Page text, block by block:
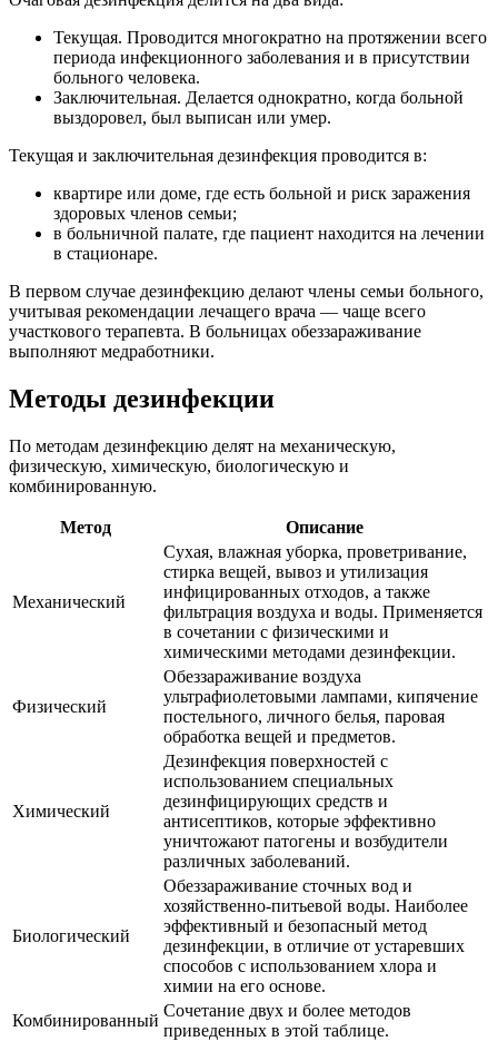
Текущая. Проводится многократно на протяжении всего
периода инфекционного заболевания и в присутствии
больного человека.
Заключительная. Делается однократно, когда больной
выздоровел, был выписан или умер.
Текущая и заключительная дезинфекция проводится в:
квартире или доме, где есть больной и риск заражения
здоровых членов семьи;
в больничной палате, где пациент находится на лечении
в стационаре.
В первом случае дезинфекцию делают члены семьи больного,
учитывая рекомендации лечащего врача — чаще всего
участкового терапевта. В больницах обеззараживание
выполняют медработники.
Методы дезинфекции
По методам дезинфекцию делят на механическую,
физическую, химическую, биологическую и
комбинированную.
Метод Описание
Механический
Сухая, влажная уборка, проветривание,
стирка вещей, вывоз и утилизация
инфицированных отходов, а также
фильтрация воздуха и воды. Применяется
в сочетании с физическими и
химическими методами дезинфекции.
Физический
Обеззараживание воздуха
ультрафиолетовыми лампами, кипячение
постельного, личного белья, паровая
обработка вещей и предметов.
Химический
Дезинфекция поверхностей с
использованием специальных
дезинфицирующих средств и
антисептиков, которые эффективно
уничтожают патогены и возбудители
различных заболеваний.
Биологический
Обеззараживание сточных вод и
хозяйственно-питьевой воды. Наиболее
эффективный и безопасный метод
дезинфекции, в отличие от устаревших
способов с использованием хлора и
химии на его основе.
Комбинированный
Сочетание двух и более методов
приведенных в этой таблице.